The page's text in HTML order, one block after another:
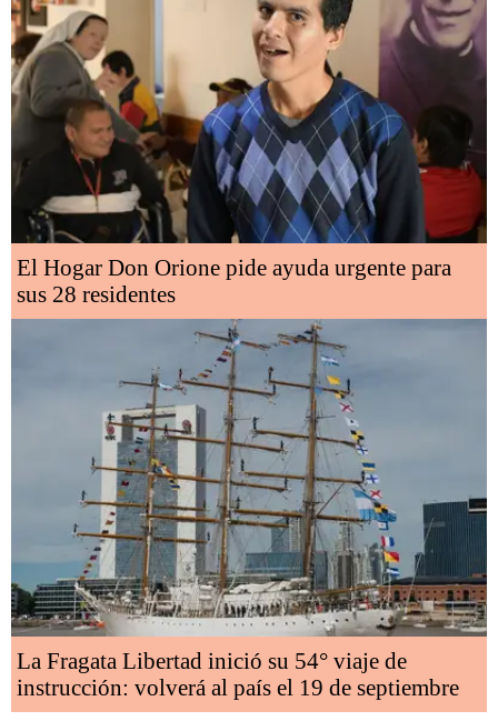
El Hogar Don Orione pide ayuda urgente para
sus 28 residentes
La Fragata Libertad inició su 54° viaje de
instrucción: volverá al país el 19 de septiembre